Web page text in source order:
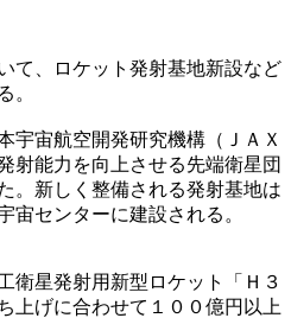
て、ロケット発射基地新設など
。
宇宙航空開発研究機構（ＪＡＸ
射能力を向上させる先端衛星団
。新しく整備される発射基地は
宙センターに建設される。
衛星発射用新型ロケット「Ｈ３
上げに合わせて１００億円以上